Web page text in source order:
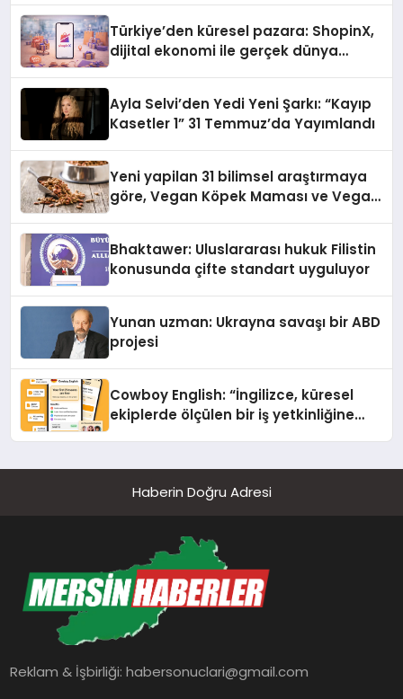
Türkiye’den küresel pazara: ShopinX,
dijital ekonomi ile gerçek dünya
Ayla Selvi’den Yedi Yeni Şarkı: “Kayıp
Kasetler 1” 31 Temmuz’da Yayımlandı
Yeni yapilan 31 bilimsel araştırmaya
göre, Vegan Köpek Maması ve Vegan
Bhaktawer: Uluslararası hukuk Filistin
konusunda çifte standart uyguluyor
Yunan uzman: Ukrayna savaşı bir ABD
projesi
Cowboy English: “İngilizce, küresel
ekiplerde ölçülen bir iş yetkinliğine
Haberin Doğru Adresi
Reklam & İşbirliği:habersonuclari@gmail.com